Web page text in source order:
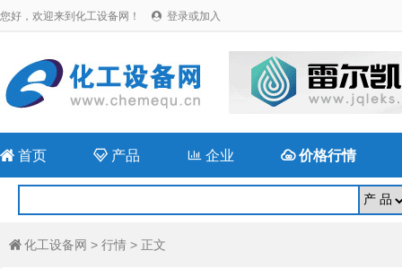
您好，欢迎来到化工设备网！  登录或加入
 首页  产品 企业 价格行情
 化工设备网 > 行情 > 正文